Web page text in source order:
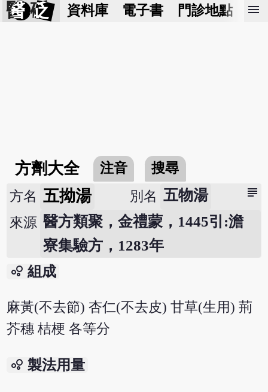
醫 砭 資料庫 電子書 門診地點 預
menu
方劑大全 注音 搜尋
subject
方名 五拗湯 別名 五物湯
來源 醫方類聚，金禮蒙，1445引:澹
寮集驗方，1283年
bubble_chart 組成
麻黃(不去節) 杏仁(不去皮) 甘草(生用) 荊
芥穗 桔梗 各等分
bubble_chart 製法用量